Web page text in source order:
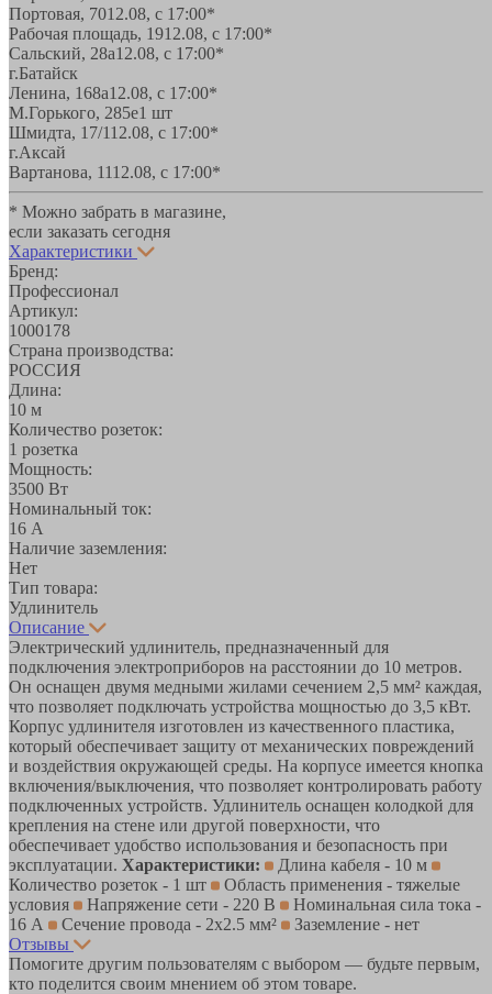
Портовая, 7012.08, с 17:00*
Рабочая площадь, 1912.08, с 17:00*
Сальский, 28a12.08, с 17:00*
г.Батайск
Ленина, 168а12.08, с 17:00*
М.Горького, 285е1 шт
Шмидта, 17/112.08, с 17:00*
г.Аксай
Вартанова, 1112.08, с 17:00*
* Можно забрать в магазине,
если заказать сегодня
Характеристики
Бренд:
Профессионал
Артикул:
1000178
Страна производства:
РОССИЯ
Длина:
10 м
Количество розеток:
1 розетка
Мощность:
3500 Вт
Номинальный ток:
16 А
Наличие заземления:
Нет
Тип товара:
Удлинитель
Описание
Электрический удлинитель, предназначенный для
подключения электроприборов на расстоянии до 10 метров.
Он оснащен двумя медными жилами сечением 2,5 мм² каждая,
что позволяет подключать устройства мощностью до 3,5 кВт.
Корпус удлинителя изготовлен из качественного пластика,
который обеспечивает защиту от механических повреждений
и воздействия окружающей среды. На корпусе имеется кнопка
включения/выключения, что позволяет контролировать работу
подключенных устройств. Удлинитель оснащен колодкой для
крепления на стене или другой поверхности, что
обеспечивает удобство использования и безопасность при
эксплуатации. Характеристики:
Длина кабеля - 10 м
Количество розеток - 1 шт
Область применения - тяжелые
условия
Напряжение сети - 220 В
Номинальная сила тока -
16 А
Сечение провода - 2х2.5 мм²
Заземление - нет
Отзывы
Помогите другим пользователям с выбором — будьте первым,
кто поделится своим мнением об этом товаре.